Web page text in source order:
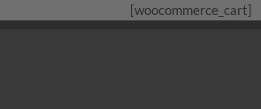
[woocommerce_cart]